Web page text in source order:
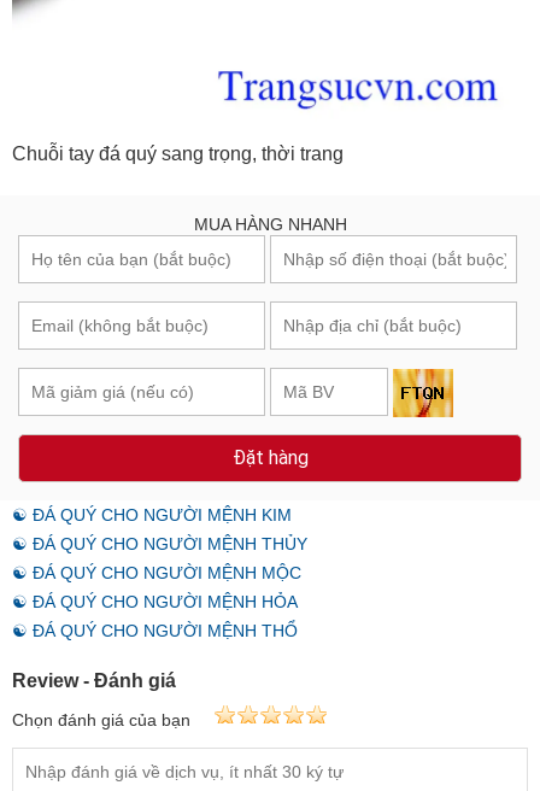
Chuỗi tay đá quý sang trọng, thời trang
MUA HÀNG NHANH
Đặt hàng
☯ ĐÁ QUÝ CHO NGƯỜI MỆNH KIM
☯ ĐÁ QUÝ CHO NGƯỜI MỆNH THỦY
☯ ĐÁ QUÝ CHO NGƯỜI MỆNH MỘC
☯ ĐÁ QUÝ CHO NGƯỜI MỆNH HỎA
☯ ĐÁ QUÝ CHO NGƯỜI MỆNH THỔ
Review - Đánh giá
Chọn đánh giá của bạn